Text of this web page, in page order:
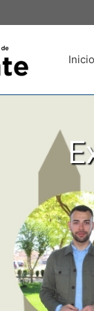
Inicio